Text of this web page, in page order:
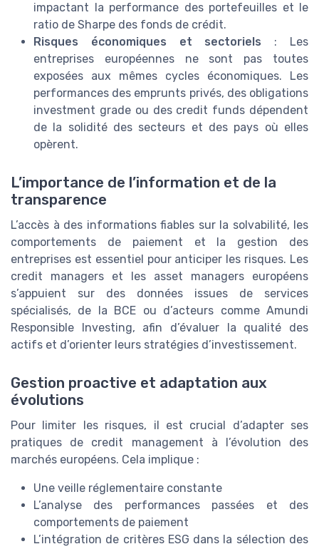
impactant la performance des portefeuilles et le
ratio de Sharpe des fonds de crédit.
Risques économiques et sectoriels : Les
entreprises européennes ne sont pas toutes
exposées aux mêmes cycles économiques. Les
performances des emprunts privés, des obligations
investment grade ou des credit funds dépendent
de la solidité des secteurs et des pays où elles
opèrent.
L’importance de l’information et de la
transparence
L’accès à des informations fiables sur la solvabilité, les
comportements de paiement et la gestion des
entreprises est essentiel pour anticiper les risques. Les
credit managers et les asset managers européens
s’appuient sur des données issues de services
spécialisés, de la BCE ou d’acteurs comme Amundi
Responsible Investing, afin d’évaluer la qualité des
actifs et d’orienter leurs stratégies d’investissement.
Gestion proactive et adaptation aux
évolutions
Pour limiter les risques, il est crucial d’adapter ses
pratiques de credit management à l’évolution des
marchés européens. Cela implique :
Une veille réglementaire constante
L’analyse des performances passées et des
comportements de paiement
L’intégration de critères ESG dans la sélection des